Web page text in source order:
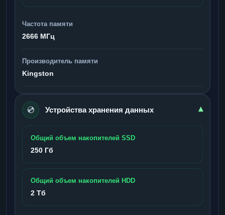
Частота памяти
2666 МГц
Производитель памяти
Kingston
💿 Устройства хранения данных ▾
Общий объем накопителей SSD
250 Гб
Общий объем накопителей HDD
2 Тб